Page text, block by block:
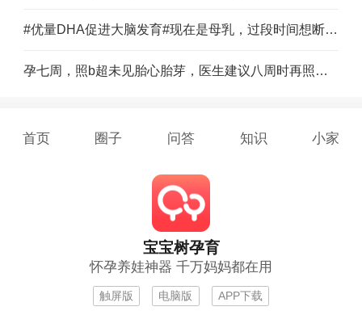
#优量DHA促进大脑发育#现在是母乳，过段时间想断奶，想给宝宝选择一款接近母乳的奶粉，有吗，
孕七周，照b超未见胎心胎芽，医生建议八周时再照一次，再没有就流了，我该再等等吗
首页 圈子 问答 知识 小家
宝宝树孕育
怀孕养娃神器 千万妈妈都在用
触屏版 电脑版 APP下载